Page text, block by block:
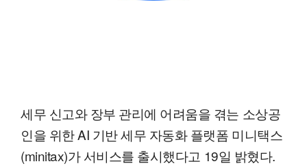
세무 신고와 장부 관리에 어려움을 겪는 소상공
인을 위한 AI 기반 세무 자동화 플랫폼 미니택스
(minitax)가 서비스를 출시했다고 19일 밝혔다.